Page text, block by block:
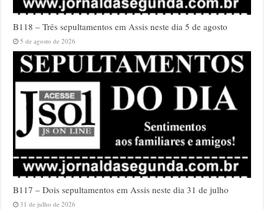
B118 – Três sepultamentos em Assis neste dia 5 de agosto
5 de agosto de 2026
B117 – Dois sepultamentos em Assis neste dia 31 de julho
31 de julho de 2026